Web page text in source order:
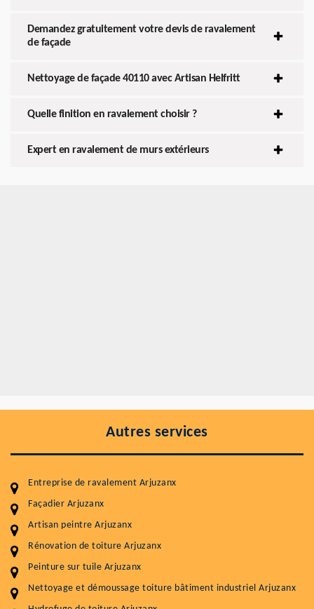
Demandez gratuitement votre devis de ravalement
de façade
Nettoyage de façade 40110 avec Artisan Helfritt
Quelle finition en ravalement choisir ?
Expert en ravalement de murs extérieurs
Autres services
Entreprise de ravalement Arjuzanx
Façadier Arjuzanx
Artisan peintre Arjuzanx
Rénovation de toiture Arjuzanx
Peinture sur tuile Arjuzanx
Nettoyage et démoussage toiture bâtiment industriel Arjuzanx
Entretenir votre toiture, c'est préserver sa
durabilité
Plus de 15 ans d'expérience en couverture et facade